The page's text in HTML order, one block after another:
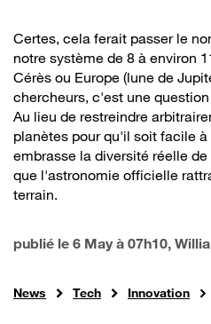
Certes, cela ferait passer le
notre système de 8 à environ
Cérès ou Europe (lune de
chercheurs, c'est une
Au lieu de restreindre
planètes pour qu'il soit facile
embrasse la diversité réelle
que l'astronomie officielle
terrain.
publié le 6 May à 07h10,
News Tech Innovation